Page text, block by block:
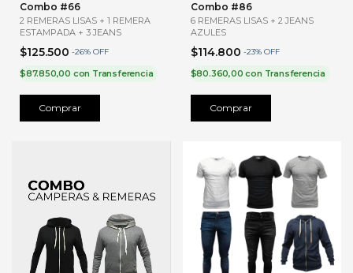
Combo #66
2 REMERAS LISAS + 1 REMERA
ESTAMPADA + 3 JEANS
$125.500 -26% OFF
$87.850,00 con Transferencia
Comprar
Combo #86
6 REMERAS LISAS + 2 JEANS
AZULES
$114.800 -23% OFF
$80.360,00con Transferencia
Comprar